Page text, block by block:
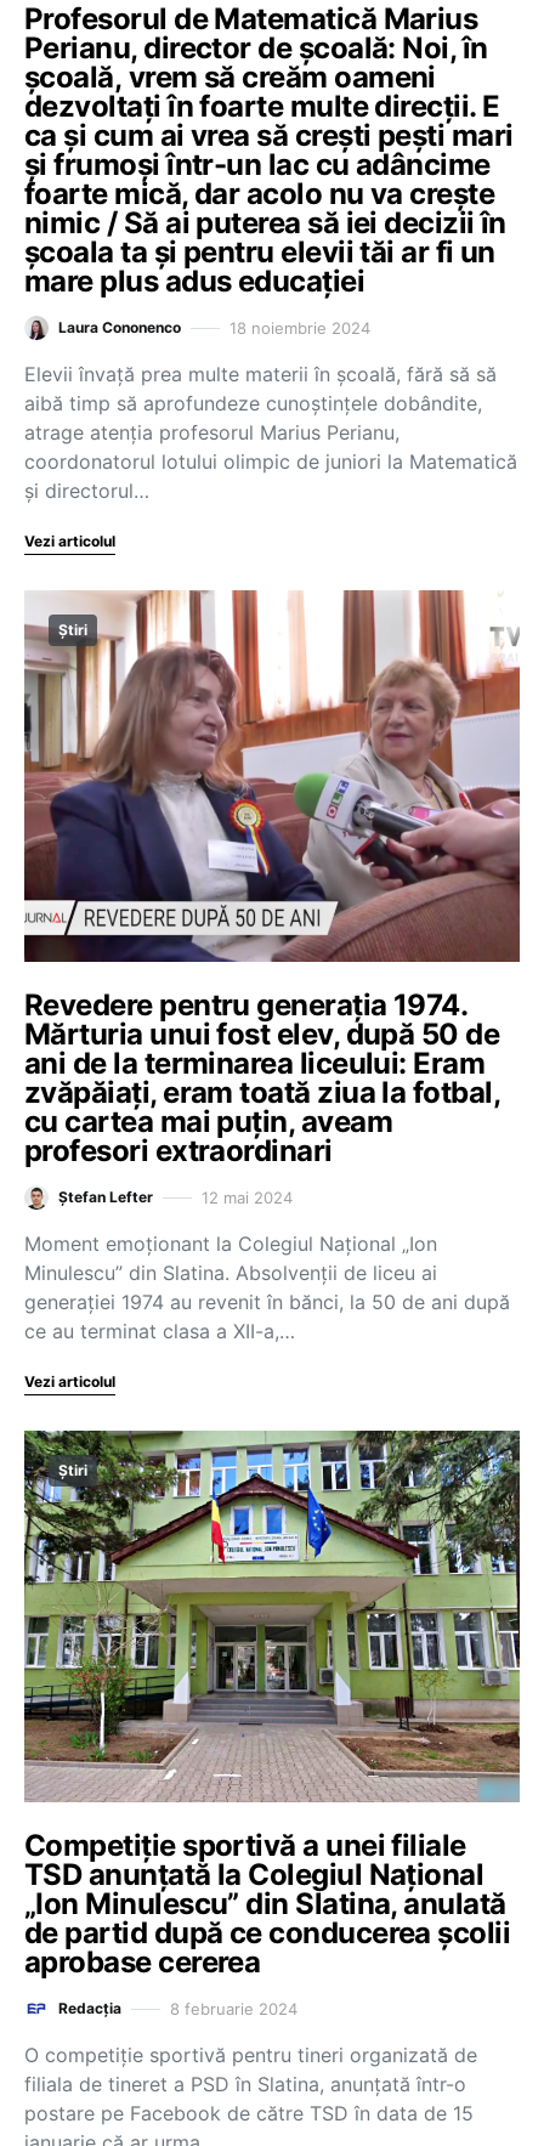
Profesorul de Matematică Marius
Perianu, director de școală: Noi, în
școală, vrem să creăm oameni
dezvoltați în foarte multe direcții. E
ca și cum ai vrea să crești pești mari
și frumoși într-un lac cu adâncime
foarte mică, dar acolo nu va crește
nimic / Să ai puterea să iei decizii în
școala ta și pentru elevii tăi ar fi un
mare plus adus educației
Laura Cononenco 18 noiembrie 2024
Elevii învață prea multe materii în școală, fără să să
aibă timp să aprofundeze cunoștințele dobândite,
atrage atenția profesorul Marius Perianu,
coordonatorul lotului olimpic de juniori la Matematică
și directorul…
Vezi articolul
Știri
Revedere pentru generația 1974.
Mărturia unui fost elev, după 50 de
ani de la terminarea liceului: Eram
zvăpăiați, eram toată ziua la fotbal,
cu cartea mai puțin, aveam
profesori extraordinari
Ștefan Lefter 12 mai 2024
Moment emoționant la Colegiul Național „Ion
Minulescu” din Slatina. Absolvenții de liceu ai
generației 1974 au revenit în bănci, la 50 de ani după
ce au terminat clasa a XII-a,…
Vezi articolul
Știri
Competiție sportivă a unei filiale
TSD anunțată la Colegiul Național
„Ion Minulescu” din Slatina, anulată
de partid după ce conducerea școlii
aprobase cererea
Redacția 8 februarie 2024
O competiție sportivă pentru tineri organizată de
filiala de tineret a PSD în Slatina, anunțată într-o
postare pe Facebook de către TSD în data de 15